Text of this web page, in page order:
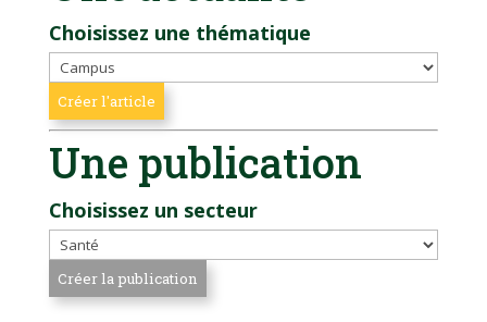
Choisissez une thématique
Une publication
Choisissez un secteur